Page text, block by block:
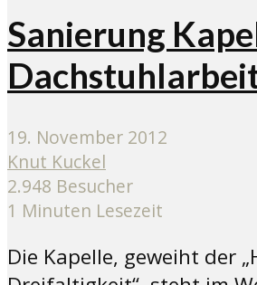
Sanierung
19. November 2012
Knut Kuckel
2.948 Besucher
1 Minuten Lesezeit
Die Kapelle, geweiht der